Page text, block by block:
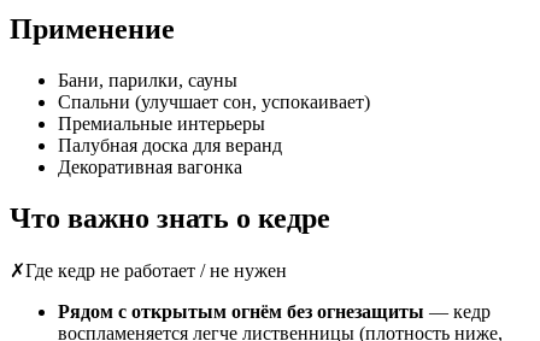
Применение
Бани, парилки, сауны
Спальни (улучшает сон, успокаивает)
Премиальные интерьеры
Палубная доска для веранд
Декоративная вагонка
Что важно знать о кедре
✗Где кедр не работает / не нужен
Рядом с открытым огнём без огнезащиты — кедр
воспламеняется легче лиственницы (плотность ниже,